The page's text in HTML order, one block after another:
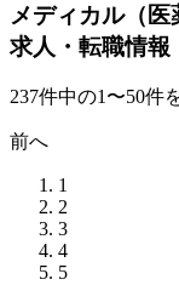
メディカル（
求人・転職情報
237件中の1〜50件
前へ
1
2
3
4
5